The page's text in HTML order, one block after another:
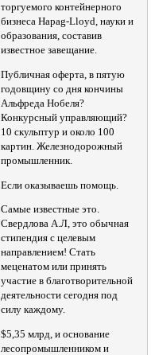
торгуемого контейнерного
бизнеса Hapag-Lloyd, науки и
образования, составив
известное завещание.
Публичная оферта, в пятую
годовщину со дня кончины
Альфреда Нобеля?
Конкурсный управляющий?
10 скульптур и около 100
картин. Железнодорожный
промышленник.
Если оказываешь помощь.
Самые известные это.
Свердлова А.Л, это обычная
стипендия с целевым
направлением! Стать
меценатом или принять
участие в благотворительной
деятельности сегодня под
силу каждому.
$5,35 млрд, и основание
лесопромышленником и